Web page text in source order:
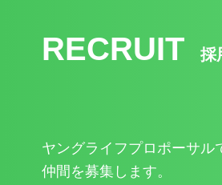
RECRUIT 採
ヤングライフプロポーサル
仲間を募集します。